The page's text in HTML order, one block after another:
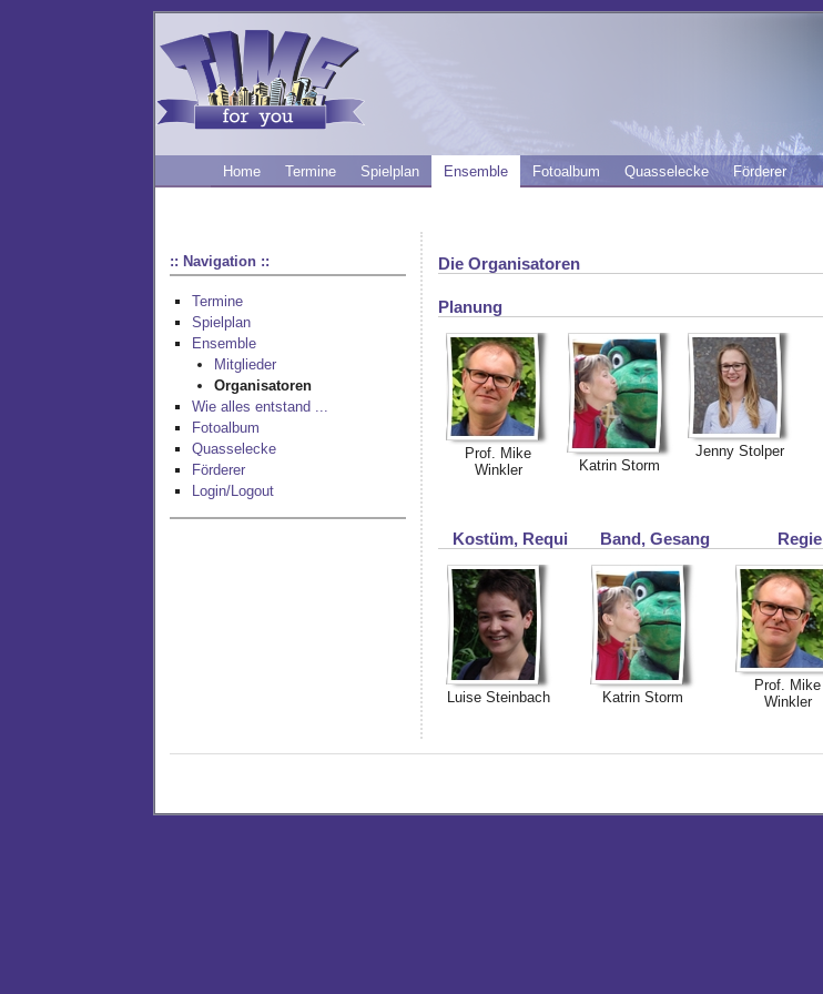
Home Termine Spielplan Ensemble Fotoalbum Quasselecke Förderer
:: Navigation ::
Termine
Spielplan
Ensemble
Mitglieder
Organisatoren
Wie alles entstand ...
Fotoalbum
Quasselecke
Förderer
Login/Logout
Die Organisatoren
Planung
Prof. Mike
Winkler
Katrin Storm
Jenny Stolper
Kostüm, Requi
Luise Steinbach
Band, Gesang
Katrin Storm
Regie
Prof. Mike
Winkler